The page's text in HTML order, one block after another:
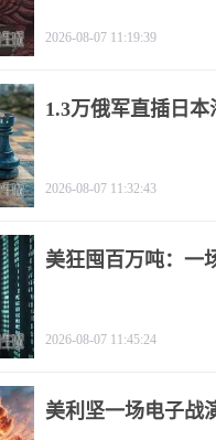
2026-08-07 11:19:39
1.3万俄军直插日
2026-08-07 11:32:43
美狂囤百万吨：一
2026-08-07 11:45:24
美利坚一场电子战